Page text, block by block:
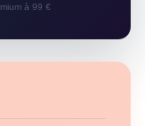
à 99 €